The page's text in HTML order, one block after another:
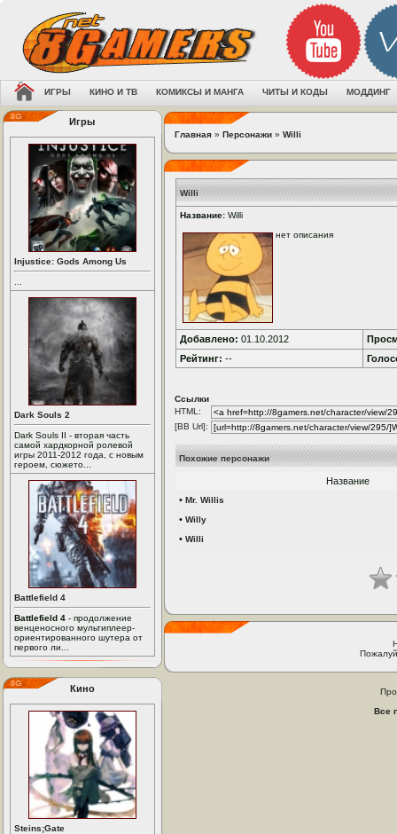
ИГРЫ КИНО И ТВ КОМИКСЫ И МАНГА ЧИТЫ И КОДЫ МОДДИНГ
Игры
Injustice: Gods Among Us
Dark Souls 2
Dark Souls II - вторая часть
самой хардкорной ролевой
игры 2011-2012 года, с новым
героем, сюжето...
Battlefield 4
Battlefield 4 - продолжение
венценосного мультиплеер-
ориентированного шутера от
первого ли...
Кино
Steins;Gate
Главная » Персонажи » Willi
Willi
Название: Willi
нет описания
Добавлено: 01.10.2012
Рейтинг: --
Ссылки
HTML:
[BB Url]:
Похожие персонажи
Название
• Mr. Willis
• Willy
• Willi
Все